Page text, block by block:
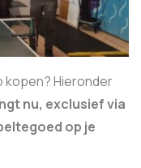
kopen? Hieronder
nu, exclusief via
op je